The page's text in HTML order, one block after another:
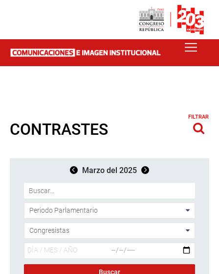
CONTRASTES
FILTRAR
Marzo del 2025